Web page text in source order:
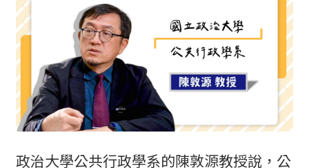
政治大學公共行政學系的陳敦源教授說，公